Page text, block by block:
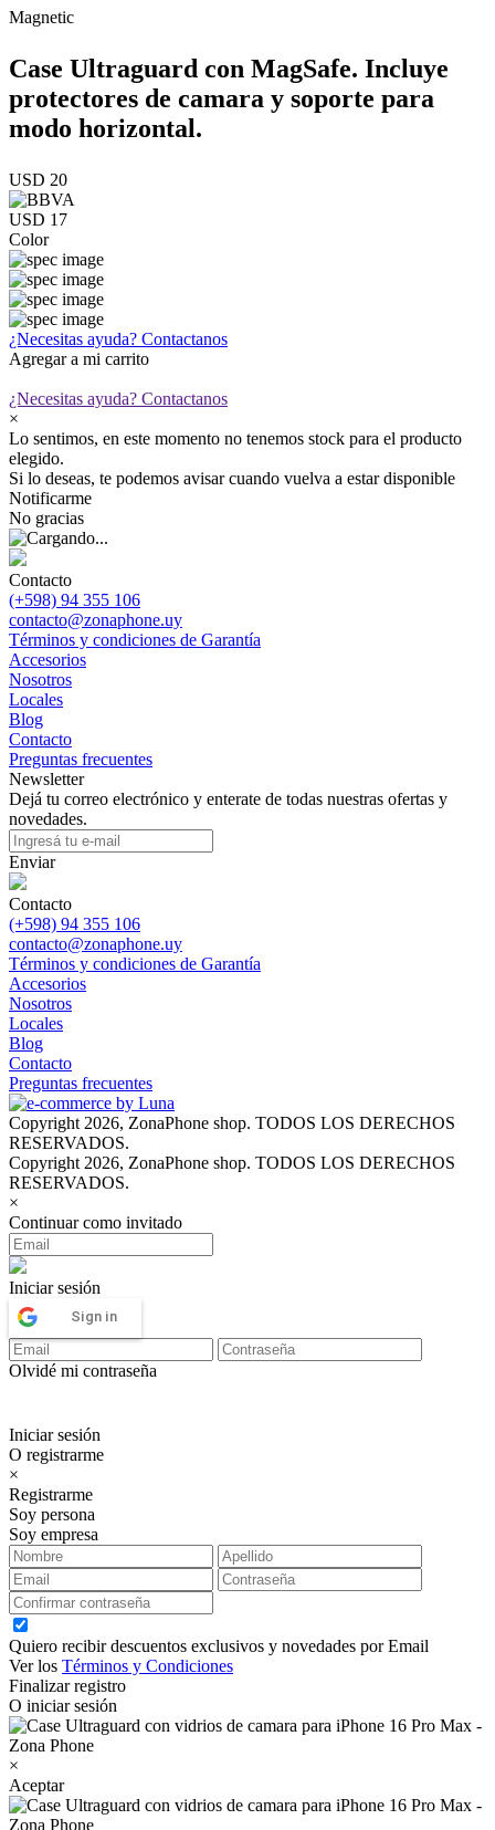
Magnetic
Case Ultraguard con MagSafe. Incluye
protectores de camara y soporte para
modo horizontal.
USD 20
USD 17
Color
¿Necesitas ayuda? Contactanos
Agregar a mi carrito
¿Necesitas ayuda? Contactanos
×
Lo sentimos, en este momento no tenemos stock para el producto
elegido.
Si lo deseas, te podemos avisar cuando vuelva a estar disponible
Notificarme
No gracias
Contacto
(+598) 94 355 106
contacto@zonaphone.uy
Términos y condiciones de Garantía
Accesorios
Nosotros
Locales
Blog
Contacto
Preguntas frecuentes
Newsletter
Dejá tu correo electrónico y enterate de todas nuestras ofertas y
novedades.
Enviar
Contacto
(+598) 94 355 106
contacto@zonaphone.uy
Términos y condiciones de Garantía
Accesorios
Nosotros
Locales
Blog
Contacto
Preguntas frecuentes
Copyright 2026, ZonaPhone shop. TODOS LOS DERECHOS
RESERVADOS.
Copyright 2026, ZonaPhone shop. TODOS LOS DERECHOS
RESERVADOS.
×
Continuar como invitado
Iniciar sesión
Sign in
Olvidé mi contraseña
Iniciar sesión
O registrarme
×
Registrarme
Soy persona
Soy empresa
Quiero recibir descuentos exclusivos y novedades por Email
Ver los Términos y Condiciones
Finalizar registro
O iniciar sesión
×
Aceptar